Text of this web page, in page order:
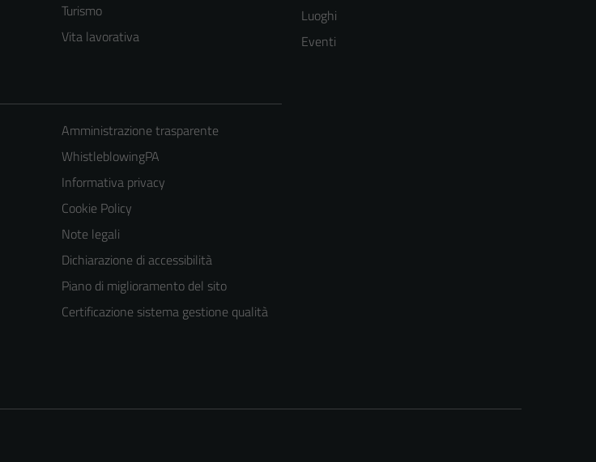
Turismo
Vita lavorativa
Luoghi
Eventi
Amministrazione trasparente
WhistleblowingPA
Informativa privacy
Cookie Policy
Note legali
Dichiarazione di accessibilità
Piano di miglioramento del sito
Certificazione sistema gestione qualità